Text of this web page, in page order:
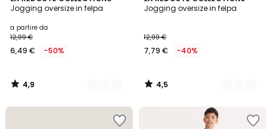
Jogging oversize in felpa
a partire da
12,99 €
6,49 € -50%
/ 5
Colori
4,9
/
Jogging oversize in felpa
12,99 €
7,79 € -40%
/ 5
Colori
4,5
/